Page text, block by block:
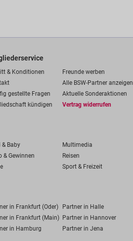
& Konditionen
Freunde werben
Alle BSW-Partner anzeigen
gestellte Fragen
Aktuelle Sonderaktionen
kündigen
Vertrag widerrufen
& Baby
Multimedia
& Gewinnen
Reisen
Sport & Freizeit
in Frankfurt (Oder) Partner in Halle
in Frankfurt (Main) Partner in Hannover
in Hamburg Partner in Jena